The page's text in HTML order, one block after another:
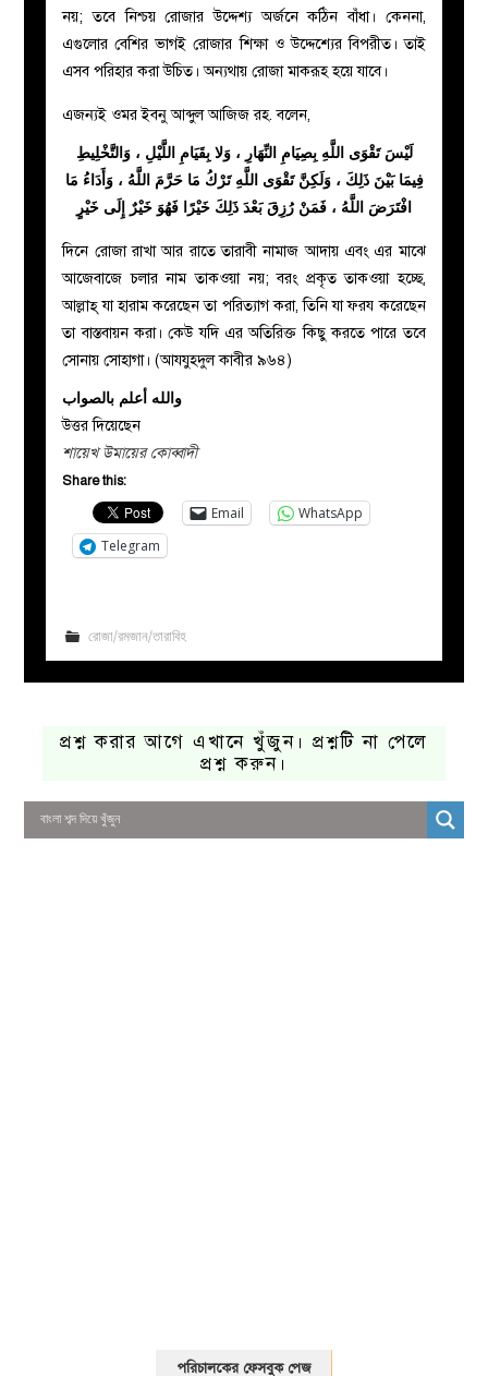
নয়; তবে নিশ্চয় রোজার উদ্দেশ্য অর্জনে কঠিন বাঁধা। কেননা,
এগুলোর বেশির ভাগই রোজার শিক্ষা ও উদ্দেশ্যের বিপরীত। তাই
এসব পরিহার করা উচিত। অন্যথায় রোজা মাকরূহ হয়ে যাবে।
এজন্যই ওমর ইবনু আব্দুল আজিজ রহ. বলেন,
لَيْسَ تَقْوَى اللَّهِ بِصِيَامِ النِّهَارِ ، وَلا بِقَيَامِ اللَّيْلِ ، وَالتَّخْلِيطِ
فِيمَا بَيْنَ ذَلِكَ ، وَلَكِنَّ تَقْوَى اللَّهِ تَرْكُ مَا حَرَّمَ اللَّهُ ، وَأَدَاءُ مَا
افْتَرَضَ اللَّهُ ، فَمَنْ رُزِقَ بَعْدَ ذَلِكَ خَيْرًا فَهُوَ خَيْرٌ إِلَى خَيْرٍ
দিনে রোজা রাখা আর রাতে তারাবী নামাজ আদায় এবং এর মাঝে
আজেবাজে চলার নাম তাকওয়া নয়; বরং প্রকৃত তাকওয়া হচ্ছে,
আল্লাহ্‌ যা হারাম করেছেন তা পরিত্যাগ করা, তিনি যা ফরয করেছেন
তা বাস্তবায়ন করা। কেউ যদি এর অতিরিক্ত কিছু করতে পারে তবে
সোনায় সোহাগা। (আযযুহদুল কাবীর ৯৬৪)
والله أعلم بالصواب
উত্তর দিয়েছেন
শায়েখ উমায়ের কোব্বাদী
Share this:
Email
WhatsApp
Telegram
রোজা/রমজান/তারাবিহ
প্রশ্ন করার আগে এখানে খুঁজুন। প্রশ্নটি না পেলে
প্রশ্ন করুন।
পরিচালকের ফেসবুক পেজ